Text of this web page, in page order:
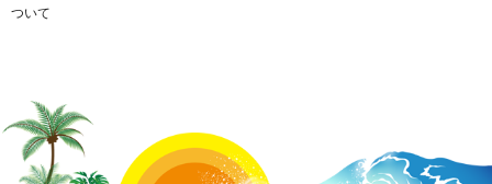
ついて